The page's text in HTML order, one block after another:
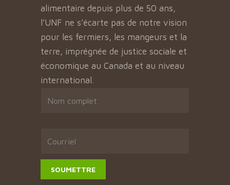
alimentaire depuis plus de 50 ans,
l’UNF ne s’écarte pas de notre vision
pour les fermiers, les mangeurs et la
terre, imprégnée de justice sociale et
économique au Canada et au niveau
international.